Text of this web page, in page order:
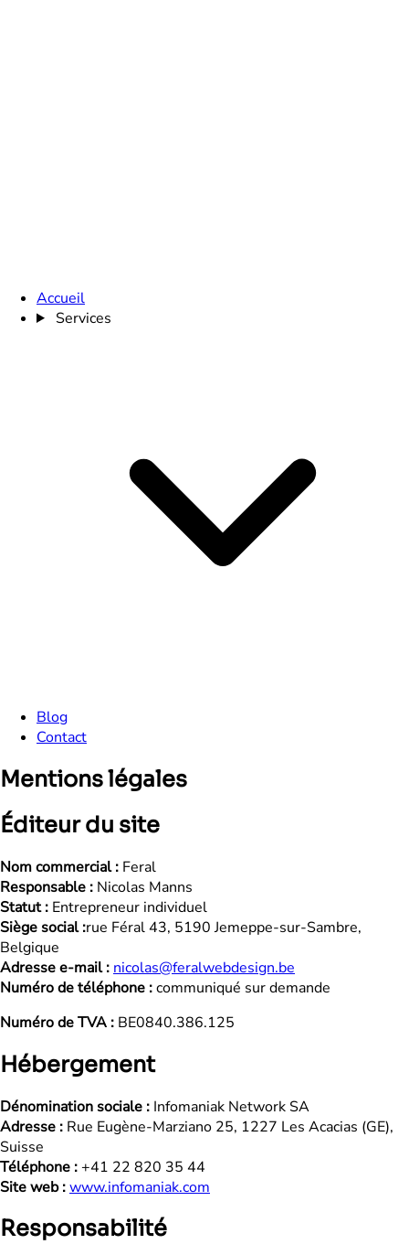
Accueil
Services
Blog
Contact
Mentions légales
Éditeur du site
Nom commercial : Feral
Responsable : Nicolas Manns
Statut : Entrepreneur individuel
Siège social :rue Féral 43, 5190 Jemeppe-sur-Sambre,
Belgique
Adresse e-mail : nicolas@feralwebdesign.be
Numéro de téléphone :communiqué sur demande
Numéro de TVA : BE0840.386.125
Hébergement
Dénomination sociale : Infomaniak Network SA
Adresse : Rue Eugène-Marziano 25, 1227 Les Acacias (GE),
Suisse
Téléphone :+41 22 820 35 44
Site web :www.infomaniak.com
Responsabilité